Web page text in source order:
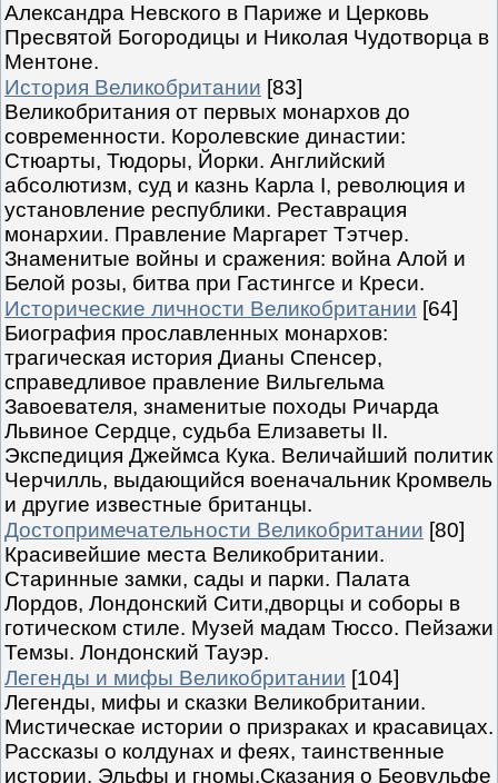
Александра Невского в Париже и Церковь
Пресвятой Богородицы и Николая Чудотворца в
Ментоне.
История Великобритании [83]
Великобритания от первых монархов до
современности. Королевские династии:
Стюарты, Тюдоры, Йорки. Английский
абсолютизм, суд и казнь Карла I, революция и
установление республики. Реставрация
монархии. Правление Маргарет Тэтчер.
Знаменитые войны и сражения: война Алой и
Белой розы, битва при Гастингсе и Креси.
Исторические личности Великобритании [64]
Биография прославленных монархов:
трагическая история Дианы Спенсер,
справедливое правление Вильгельма
Завоевателя, знаменитые походы Ричарда
Львиное Сердце, судьба Елизаветы II.
Экспедиция Джеймса Кука. Величайший политик
Черчилль, выдающийся военачальник Кромвель
и другие известные британцы.
Достопримечательности Великобритании [80]
Красивейшие места Великобритании.
Старинные замки, сады и парки. Палата
Лордов, Лондонский Сити,дворцы и соборы в
готическом стиле. Музей мадам Тюссо. Пейзажи
Темзы. Лондонский Тауэр.
Легенды и мифы Великобритании [104]
Легенды, мифы и сказки Великобритании.
Мистическае истории о призраках и красавицах.
Рассказы о колдунах и феях, таинственные
истории. Эльфы и гномы.Сказания о Беовульфе